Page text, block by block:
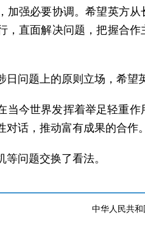
加强必要协调。希望英方
，直面解决问题，把握合
日问题上的原则立场，希
当今世界发挥着举足轻重
对话，推动富有成果的合作
问题交换了看法。
中华人民共